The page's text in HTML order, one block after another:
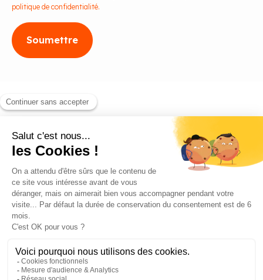
politique de confidentialité.
Blog
Contact